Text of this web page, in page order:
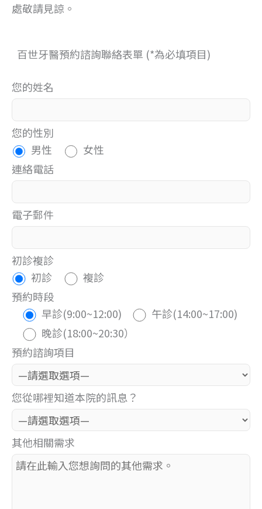
處敬請見諒。
百世牙醫預約諮詢聯絡表單 (*為必填項目)
您的姓名
您的性別
男性
女性
連絡電話
電子郵件
初診複診
初診
複診
預約時段
早診(9:00~12:00)
午診(14:00~17:00)
晚診(18:00~20:30）
預約諮詢項目
您從哪裡知道本院的訊息？
其他相關需求